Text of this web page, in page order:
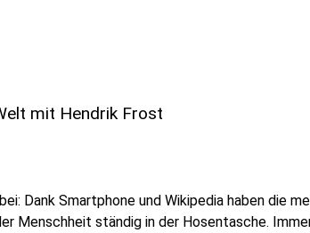
mit Hendrik Frost
Dank Smartphone und Wikipedia haben die
Menschheit ständig in der Hosentasche.